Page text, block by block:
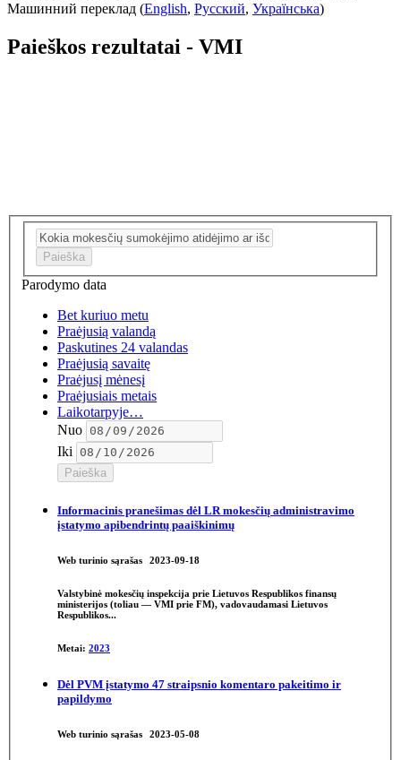
Машинний переклад (English, Русский, Українська)
Paieškos rezultatai - VMI
Paieška
Parodymo data
Bet kuriuo metu
Praėjusią valandą
Paskutines 24 valandas
Praėjusią savaitę
Praėjusį mėnesį
Praėjusiais metais
Laikotarpyje…
Nuo
Iki
Paieška
Informacinis pranešimas dėl LR mokesčių administravimo
įstatymo apibendrintų paaiškinimų
Web turinio sąrašas 2023-09-18
Valstybinė mokesčių inspekcija prie Lietuvos Respublikos finansų
ministerijos (toliau — VMI prie FM), vadovaudamasi Lietuvos
Respublikos...
Metai: 2023
Dėl PVM įstatymo 47 straipsnio komentaro pakeitimo ir
papildymo
Web turinio sąrašas 2023-05-08